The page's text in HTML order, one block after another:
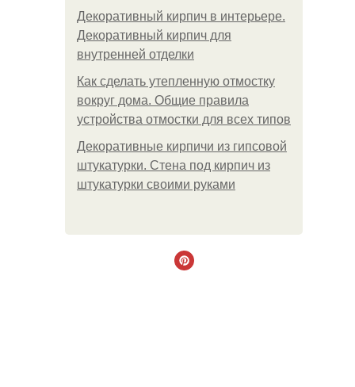
Декоративный кирпич в интерьере.
Декоративный кирпич для
внутренней отделки
Как сделать утепленную отмостку
вокруг дома. Общие правила
устройства отмостки для всех типов
Декоративные кирпичи из гипсовой
штукатурки. Стена под кирпич из
штукатурки своими руками